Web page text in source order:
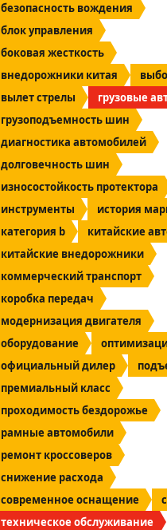
безопасность вождения
блок управления
боковая жесткость
внедорожники китая
вылет стрелы
грузовые
грузоподъемность шин
диагностика автомобилей
долговечность шин
износостойкость протектора
инструменты
история
категория b
китайские
китайские внедорожники
коммерческий транспорт
коробка передач
модернизация двигателя
оборудование
официальный дилер
премиальный класс
проходимость бездорожье
рамные автомобили
ремонт кроссоверов
снижение расхода
современное оснащение
техническое обслуживание